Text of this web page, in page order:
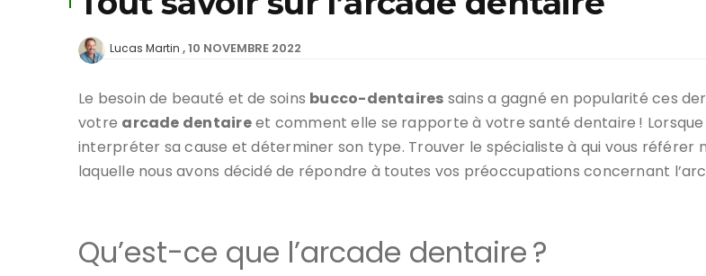
Lucas Martin 10 NOVEMBRE 2022
Le besoin de beauté et de soins bucco-dentaires sains a gagné en popularité ces
votre arcade dentaireet comment elle se rapporte à votre santé dentaire ! Lorsque
interpréter sa cause et déterminer son type. Trouver le spécialiste à qui vous référer
laquelle nous avons décidé de répondre à toutes vos préoccupations concernant
Qu’est-ce que l’arcade dentaire ?